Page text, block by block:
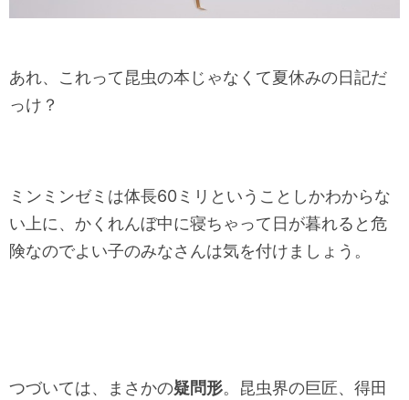
あれ、これって昆虫の本じゃなくて夏休みの日記だ
っけ？
ミンミンゼミは体長60ミリということしかわからな
い上に、かくれんぼ中に寝ちゃって日が暮れると危
険なのでよい子のみなさんは気を付けましょう。
つづいては、まさかの疑問形。昆虫界の巨匠、得田